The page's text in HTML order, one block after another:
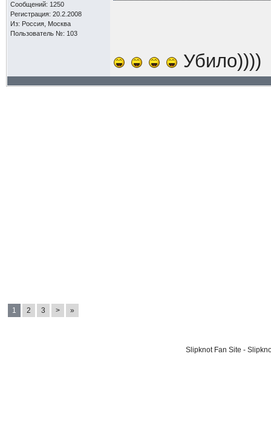
Сообщений: 1250
Регистрация: 20.2.2008
Из: Россия, Москва
Пользователь №: 103
Убило))))
1 2 3 > »
Slipknot Fan Site -